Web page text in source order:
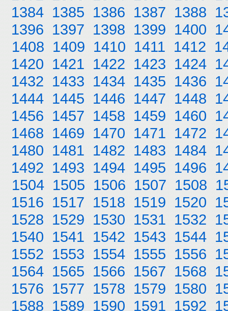
1384 1385 1386 1387 1388
1396 1397 1398 1399 1400
1408 1409 1410 1411 1412
1420 1421 1422 1423 1424
1432 1433 1434 1435 1436
1444 1445 1446 1447 1448
1456 1457 1458 1459 1460
1468 1469 1470 1471 1472
1480 1481 1482 1483 1484
1492 1493 1494 1495 1496
1504 1505 1506 1507 1508
1516 1517 1518 1519 1520
1528 1529 1530 1531 1532
1540 1541 1542 1543 1544
1552 1553 1554 1555 1556
1564 1565 1566 1567 1568
1576 1577 1578 1579 1580
1588 1589 1590 1591 1592